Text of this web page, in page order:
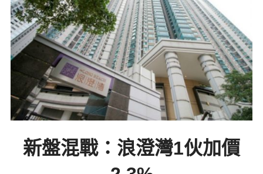
新盤混戰：浪澄灣1伙加價